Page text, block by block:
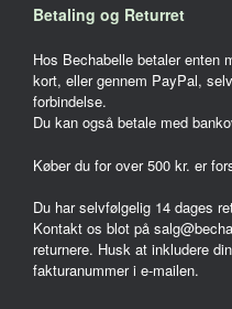
Betaling og Returret
Hos Bechabelle betaler enten
kort, eller gennem PayPal,
forbindelse.
Du kan også betale med
Køber du for over 500 kr. er
Du har selvfølgelig 14 dages
Kontakt os blot på
returnere. Husk at inkludere
fakturanummer i e-mailen.